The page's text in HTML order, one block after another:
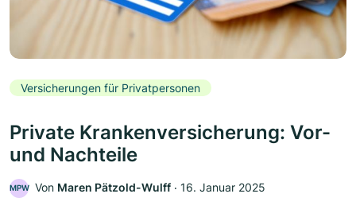
Versicherungen für Privatpersonen
Private Krankenversicherung: Vor-
und Nachteile
MPW Von Maren Pätzold-Wulff ‧ 16. Januar 2025